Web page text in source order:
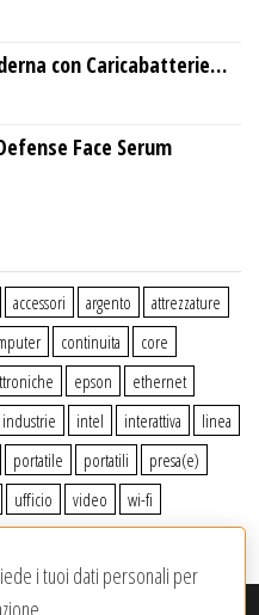
con Caricabatterie
Face Serum
accessori argento
attrezzature
continuita
core
epson
ethernet
industrie intel interattiva
linea
portatile portatili
presa(e)
ufficio video
wi-fi
i tuoi dati personali per